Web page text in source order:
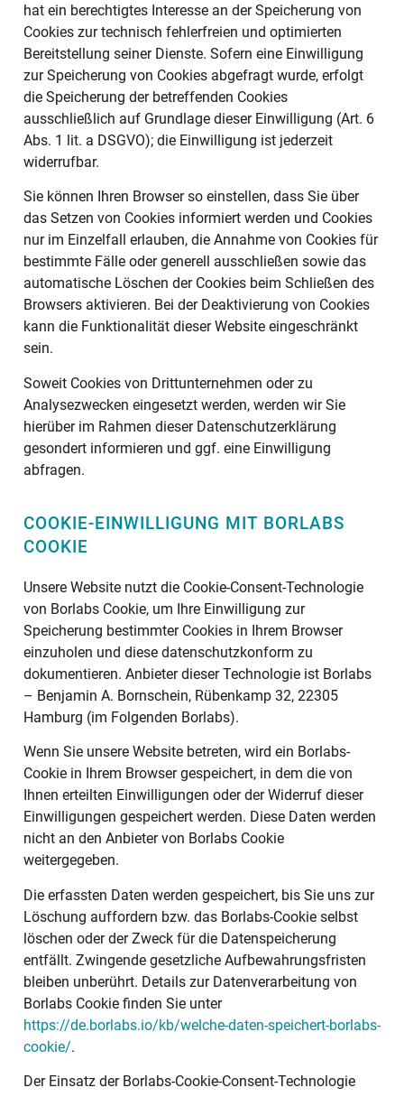
hat ein berechtigtes Interesse an der Speicherung von
Cookies zur technisch fehlerfreien und optimierten
Bereitstellung seiner Dienste. Sofern eine Einwilligung
zur Speicherung von Cookies abgefragt wurde, erfolgt
die Speicherung der betreffenden Cookies
ausschließlich auf Grundlage dieser Einwilligung (Art. 6
Abs. 1 lit. a DSGVO); die Einwilligung ist jederzeit
widerrufbar.
Sie können Ihren Browser so einstellen, dass Sie über
das Setzen von Cookies informiert werden und Cookies
nur im Einzelfall erlauben, die Annahme von Cookies für
bestimmte Fälle oder generell ausschließen sowie das
automatische Löschen der Cookies beim Schließen des
Browsers aktivieren. Bei der Deaktivierung von Cookies
kann die Funktionalität dieser Website eingeschränkt
sein.
Soweit Cookies von Drittunternehmen oder zu
Analysezwecken eingesetzt werden, werden wir Sie
hierüber im Rahmen dieser Datenschutzerklärung
gesondert informieren und ggf. eine Einwilligung
abfragen.
COOKIE-EINWILLIGUNG MIT BORLABS
COOKIE
Unsere Website nutzt die Cookie-Consent-Technologie
von Borlabs Cookie, um Ihre Einwilligung zur
Speicherung bestimmter Cookies in Ihrem Browser
einzuholen und diese datenschutzkonform zu
dokumentieren. Anbieter dieser Technologie ist Borlabs
– Benjamin A. Bornschein, Rübenkamp 32, 22305
Hamburg (im Folgenden Borlabs).
Wenn Sie unsere Website betreten, wird ein Borlabs-
Cookie in Ihrem Browser gespeichert, in dem die von
Ihnen erteilten Einwilligungen oder der Widerruf dieser
Einwilligungen gespeichert werden. Diese Daten werden
nicht an den Anbieter von Borlabs Cookie
weitergegeben.
Die erfassten Daten werden gespeichert, bis Sie uns zur
Löschung auffordern bzw. das Borlabs-Cookie selbst
löschen oder der Zweck für die Datenspeicherung
entfällt. Zwingende gesetzliche Aufbewahrungsfristen
bleiben unberührt. Details zur Datenverarbeitung von
Borlabs Cookie finden Sie unter
https://de.borlabs.io/kb/welche-daten-speichert-borlabs-
cookie/.
Der Einsatz der Borlabs-Cookie-Consent-Technologie